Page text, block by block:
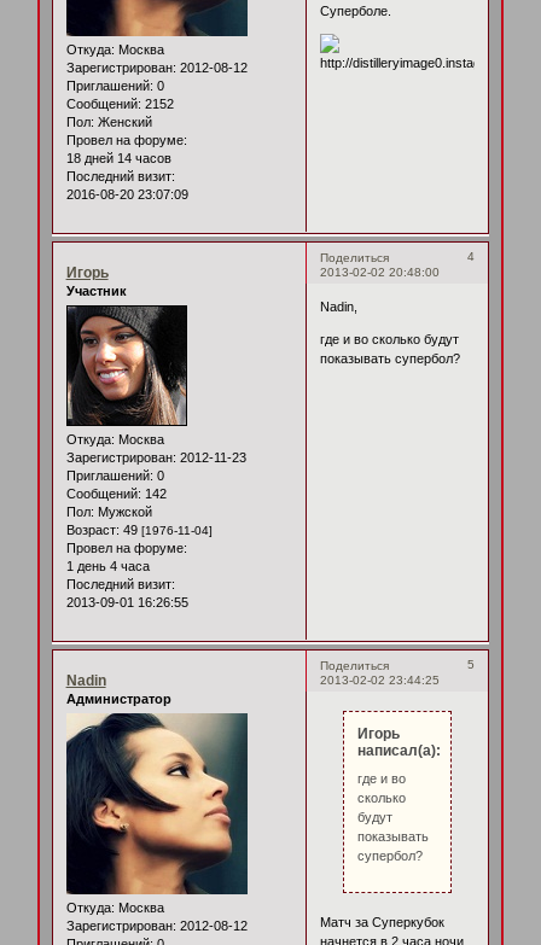
Откуда: Москва
Зарегистрирован: 2012-08-12
Приглашений: 0
Сообщений: 2152
Пол: Женский
Провел на форуме:
18 дней 14 часов
Последний визит:
2016-08-20 23:07:09
Суперболе.
Поделиться
4
2013-02-02 20:48:00
Игорь
Участник
Откуда: Москва
Зарегистрирован: 2012-11-23
Приглашений: 0
Сообщений: 142
Пол: Мужской
Возраст: 49 [1976-11-04]
Провел на форуме:
1 день 4 часа
Последний визит:
2013-09-01 16:26:55
Nadin,
где и во сколько будут
показывать супербол?
Поделиться
5
2013-02-02 23:44:25
Nadin
Администратор
Откуда: Москва
Зарегистрирован: 2012-08-12
Игорь
написал(а):
где и во
сколько
будут
показывать
супербол?
Матч за Суперкубок
начнется в 2 часа ночи